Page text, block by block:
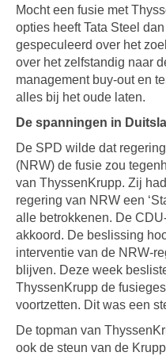
Mocht een fusie met
opties heeft Tata Steel
gespeculeerd over het
over het zelfstandig naar
management buy-out en
alles bij het oude laten.
De spanningen in
De SPD wilde dat
(NRW) de fusie zou
van ThyssenKrupp. Zij
regering van NRW een
alle betrokkenen. De
akkoord. De beslissing
interventie van de NRW-
blijven. Deze week
ThyssenKrupp de
voortzetten. Dit was een
De topman van
ook de steun van de